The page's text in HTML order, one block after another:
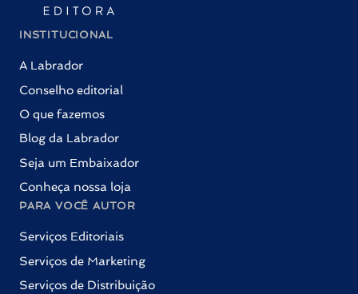
INSTITUCIONAL
A Labrador
Conselho editorial
O que fazemos
Blog da Labrador
Seja um Embaixador
Conheça nossa loja
PARA VOCÊ AUTOR
Serviços Editoriais
Serviços de Marketing
Serviços de Distribuição